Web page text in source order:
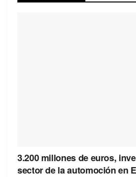
3.200 millones de euros,
sector de la automoción en